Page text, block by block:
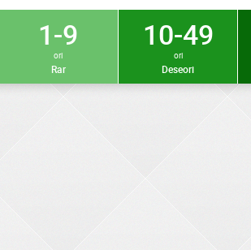
1-9
ori
Rar
10-49
ori
Deseori